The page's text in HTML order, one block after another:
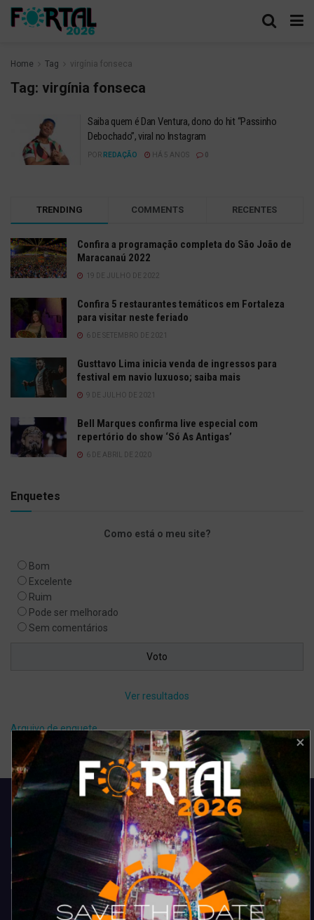
Home Tag virgínia fonseca
Tag: virgínia fonseca
Saiba quem é Dan Ventura, dono do hit “Passinho
Debochado”, viral no Instagram
POR REDAÇÃO HÁ 5 ANOS
TRENDING COMMENTS RECENTES
Confira a programação completa do São João de
Maracanaú 2022
19 DE JULHO DE 2022
Confira 5 restaurantes temáticos em Fortaleza
para visitar neste feriado
6 DE SETEMBRO DE 2021
Gusttavo Lima inicia venda de ingressos para
festival em navio luxuoso; saiba mais
9 DE JULHO DE 2021
Bell Marques confirma live especial com
repertório do show ‘Só As Antigas’
6 DE ABRIL DE 2020
Enquetes
Como está o meu site?
Bom
Excelente
Ruim
Pode ser melhorado
Sem comentários
Ver resultados
Arquivo de enquete
Acompanhe todas as novidades do entretenimento na região de
Fortaleza. Dicas, promoções, coberturas exclusivas e muito mais.